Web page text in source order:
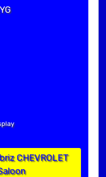
CHEVROLET